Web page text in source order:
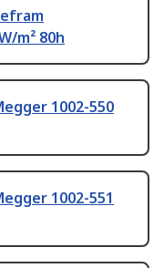
m² 80h
1002-550
1002-551